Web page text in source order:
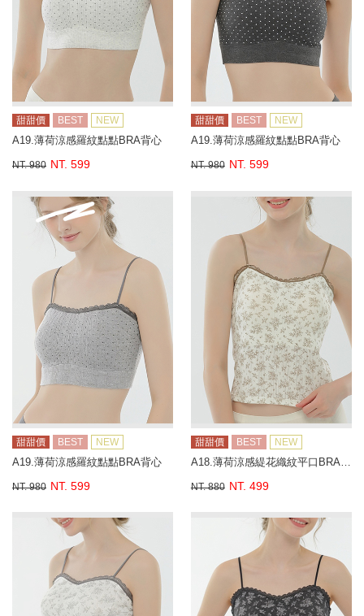
甜甜價 BEST NEW
A19.薄荷涼感羅紋點點BRA背心
NT. 980 NT. 599
甜甜價 BEST NEW
A19.薄荷涼感羅紋點點BRA背心
NT. 980 NT. 599
甜甜價 BEST NEW
A19.薄荷涼感羅紋點點BRA背心
NT. 980 NT. 599
甜甜價 BEST NEW
NT. 880 NT. 499